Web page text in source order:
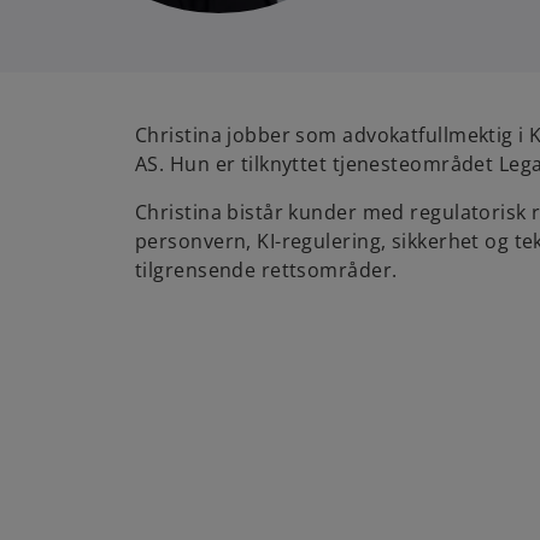
Christina jobber som advokatfullmektig i
AS. Hun er tilknyttet tjenesteområdet
Christina bistår kunder med regulatorisk
personvern, KI-regulering, sikkerhet og
tilgrensende rettsområder.